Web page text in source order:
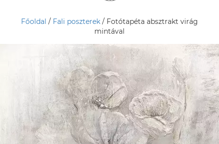
Főoldal / Fali poszterek / Fotótapéta absztrakt virág
mintával